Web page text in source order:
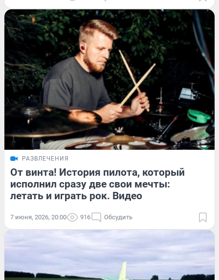
РАЗВЛЕЧЕНИЯ
От винта! История пилота, который
исполнил сразу две свои мечты:
летать и играть рок. Видео
7 июня, 2026, 20:00 916 Обсудить